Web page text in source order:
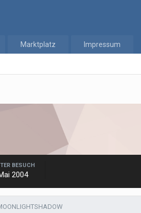
Marktplatz Impressum
BESUCH
2004